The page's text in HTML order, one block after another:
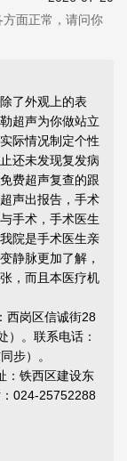
面正常，请问你
了外观上的表
超声为你做站立
际情况制定个性
还未发现复发病
费超声复查的跟
声出报告，手术
手术，手术医生
院是手术医生亲
静脉更加了解，
，而且本医疗机
岗区信诚街28
）。联系电话：
步）。
铁西区建设东
024-25752288